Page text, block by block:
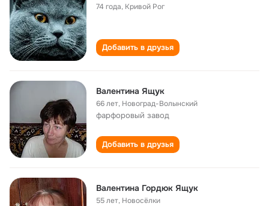
74 года, Кривой Рог
Добавить в друзья
Валентина Ящук
66 лет, Новоград-Волынский
фарфоровый завод
Добавить в друзья
Валентина Гордюк Ящук
55 лет, Новосёлки